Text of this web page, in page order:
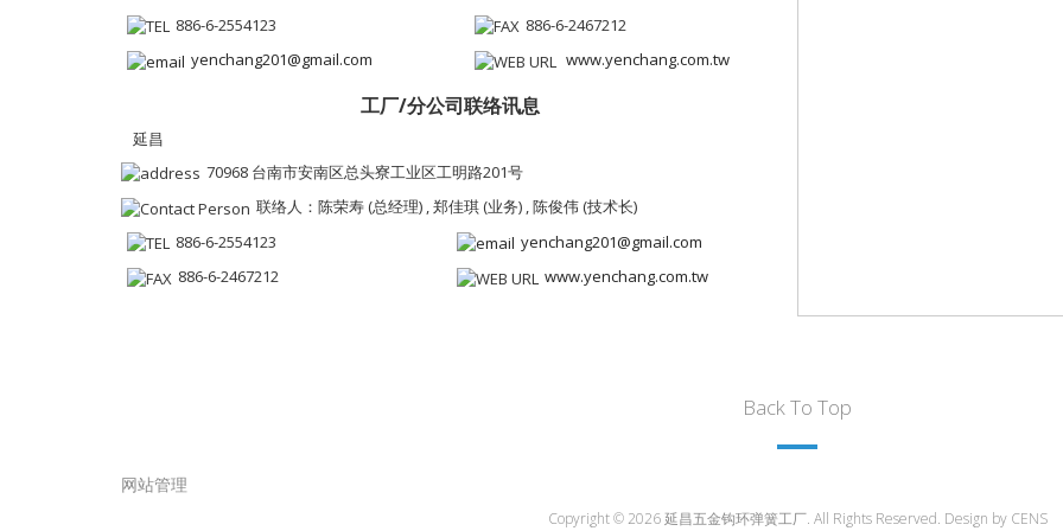
886-6-2554123
886-6-2467212
yenchang201@gmail.com
www.yenchang.com.tw
工厂/分公司联络讯息
延昌
70968 台南市安南区总头寮工业区工明路201号
联络人：陈荣寿 (总经理) , 郑佳琪 (业务) , 陈俊伟 (技术长)
886-6-2554123
886-6-2467212
yenchang201@gmail.com
www.yenchang.com.tw
Back To Top
网站管理
Copyright © 2026 延昌五金钩环弹簧工厂. All Rights Reserved. Design by CENS